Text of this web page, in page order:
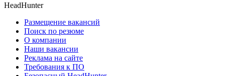
HeadHunter
Размещение вакансий
Поиск по резюме
О компании
Наши вакансии
Реклама на сайте
Требования к ПО